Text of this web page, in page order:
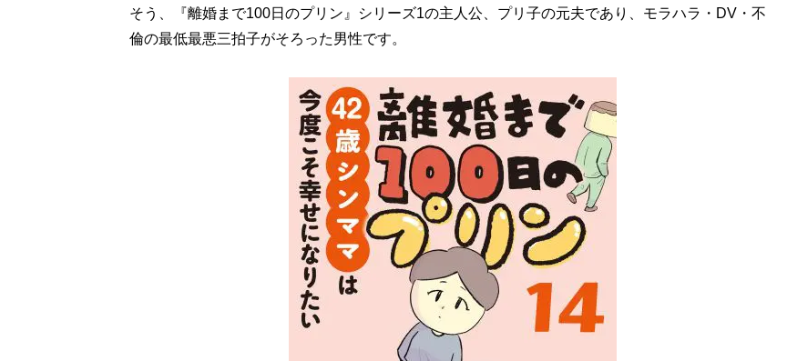
そう、『離婚まで100日のプリン』シリーズ1の主人公、プリ子の元夫であり、モラハラ・DV・不
倫の最低最悪三拍子がそろった男性です。